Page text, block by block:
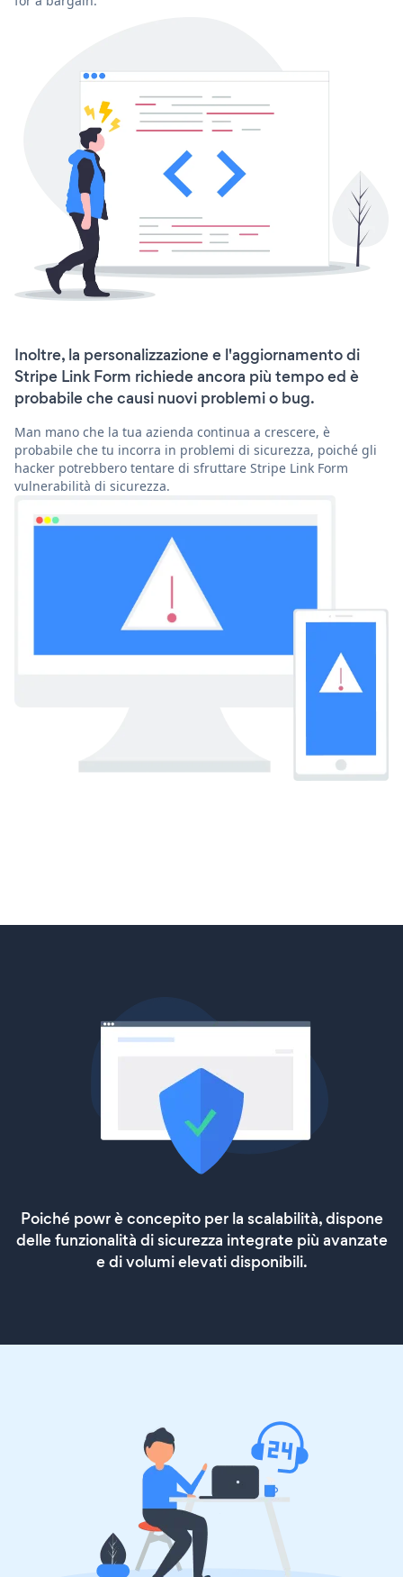
Inoltre, la personalizzazione e l'aggiornamento di
Stripe Link Form richiede ancora più tempo ed è
probabile che causi nuovi problemi o bug.
Man mano che la tua azienda continua a crescere, è
probabile che tu incorra in problemi di sicurezza, poiché gli
hacker potrebbero tentare di sfruttare Stripe Link Form
vulnerabilità di sicurezza.
Poiché powr è concepito per la scalabilità, dispone
delle funzionalità di sicurezza integrate più avanzate
e di volumi elevati disponibili.